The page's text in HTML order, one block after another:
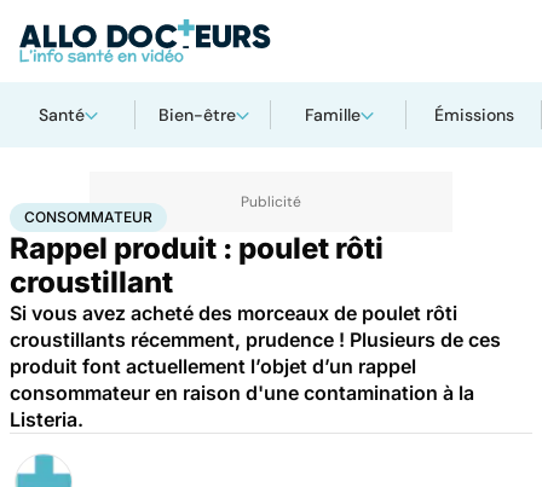
Santé Bien-être Famille Émissions
AccueilSantéConsommateur
CONSOMMATEUR
Rappel produit : poulet rôti
croustillant
Si vous avez acheté des morceaux de poulet rôti
croustillants récemment, prudence ! Plusieurs de ces
produit font actuellement l’objet d’un rappel
consommateur en raison d'une contamination à la
Listeria.